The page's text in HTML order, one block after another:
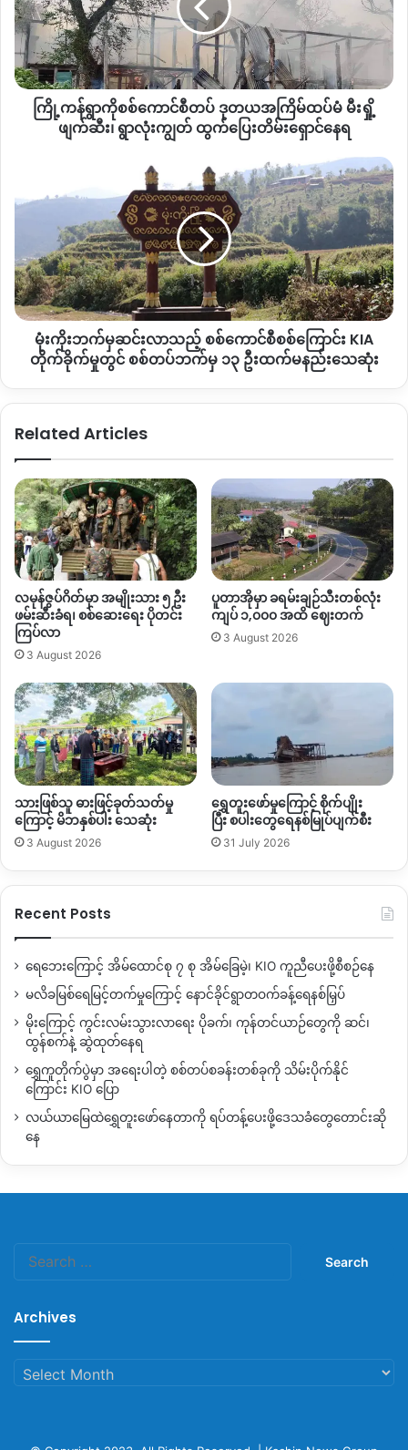
ကြောင်းသိရပါသည်။
“သေဆုံးရုပ်အလောင်းတွေကိုတော့သူတို့ပဲပြန်ကောက်သွားတယ်။
ဘယ်ကိုပြန်သယ်ယူသွားလဲတော့မသိလိုက်ရဘူး။ သူတို့ဘက်
ကတော့ လက်နက်ကြီးကော လက်နက်ငယ်တော့ အသုံးပြု
တိုက်ခိုက်ခဲ့ပေမယ့် ဘာမှအထိအခိုက်မရှိ ဆုတ်ခွာနိုင်ခဲ့တယ်”ဟု က
သူတစ်ဦးကပြောသည်။
ထိုသို့ စစ်ကောင်စီတပ်ဘက်မှ လက်နက်ကြီးများဖြင့် ရမ်းယမ်း
ပစ်ခတ်မှုကြောင့် ပင်သချေ ကျေးရွာမှ ပျဉ်ထောင်အိမ် နေအိမ်
တစ်လုံး ထိခိုက်ပျက်စီးခဲ့ကြောင်းသိရသည်။
စစ်ကိုင်းတိုင်းဒေသကြီးနှင့် ကချင်ပြည်နယ်အစပ် ပြည်ထောင်စု
လမ်းမကြီးတစ်လျှောက် စစ်ကောင်စီတပ်၏ စစ်ကြောင်းများအား
ဒေသကာကွယ်ရေးတပ်၊ ပြည်သူ့ကာကွယ်ရေးတပ်များမှ မကြာခဏ
ဆိုသလို စောင့်ကြိုတိုက်ခိုက်ကြပြီး တိုက်ပွဲဖြစ်ပွားလေ့ရှိသည့် နေရာ
စစ်
ကောင်စီ
တပ်
ဒု
တ
အကြိမ်
ရွာ
ထွက်ပြေး
တိမ်းရှောင်
နေရ
ကြို့ကန်ရွာကိုစစ်ကောင်စီတပ် ဒုတယအကြိမ်ထပ်မံ မီးရှို့
ဖျက်ဆီး၊ ရွာလုံးကျွတ် ထွက်ပြေးတိမ်းရှောင်နေရ
ဘက်
လာ
သည့်
စစ်
ကောင်စီ
စစ်ကြောင်း
‌KIA
တိုက်ခိုက်
စစ်တပ်
၁၃
ဦး
ထက်
မနည်း
သေဆုံး
မုံးကိုးဘက်မှဆင်းလာသည့် စစ်ကောင်စီစစ်ကြောင်း ‌KIA
တိုက်ခိုက်မှုတွင် စစ်တပ်ဘက်မှ ၁၃ ဦးထက်မနည်းသေဆုံး
Related Articles
လမုန်ဇွပ်ဂိတ်မှာ အမျိုးသား ၅ ဦး
ဖမ်းဆီးခံရ၊ စစ်ဆေးရေး ပိုတင်း
ကြပ်လာ
3 August 2026
ပူတာအိုမှာ ခရမ်းချဉ်သီးတစ်လုံး
ကျပ် ၁,၀၀၀ အထိ ဈေးတက်
3 August 2026
သားဖြစ်သူ ဓားဖြင့်ခုတ်သတ်မှု
ကြောင့် မိဘနှစ်ပါး သေဆုံး
3 August 2026
ရွှေတူးဖော်မှုကြောင့် စိုက်ပျိုး
ပြီး စပါးတွေရေနစ်မြုပ်ပျက်စီး
31 July 2026
Recent Posts
ရေဘေးကြောင့် အိမ်ထောင်စု ၇ စု အိမ်ခြေမဲ့၊ KIO ကူညီပေးဖို့စီစဉ်နေ
မလိခမြစ်ရေမြင့်တက်မှုကြောင့် နောင်ခိုင်ရွာတဝက်ခန့်ရေနစ်မြှပ်
မိုးကြောင့် ကွင်းလမ်းသွားလာရေး ပိုခက်၊ ကုန်တင်ယာဉ်တွေကို ဆင်၊
ထွန်စက်နဲ့ ဆွဲထုတ်နေရ
ရွှေကူတိုက်ပွဲမှာ အရေးပါတဲ့ စစ်တပ်စခန်းတစ်ခုကို သိမ်းပိုက်နိုင်
ကြောင်း KIO ပြော
လယ်ယာမြေထဲရွှေတူးဖော်နေတာကို ရပ်တန့်ပေးဖို့ဒေသခံတွေတောင်းဆို
နေ
Archives
Archives